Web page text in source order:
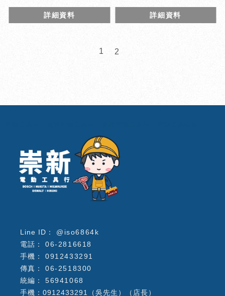
詳細資料 詳細資料
1 2
@iso6864k
06-2816618
0912433291
06-2518300
56941068
手機：0912433291（吳先生）（店長）